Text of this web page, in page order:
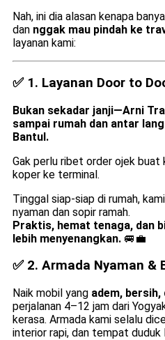
Nah, ini dia alasan kenapa
dan nggak mau pindah ke
layanan kami:
✅ 1. Layanan Door to
Bukan sekadar janji—Arni
sampai rumah dan antar
Bantul.
Gak perlu ribet order ojek buat
koper ke terminal.
Tinggal siap-siap di rumah,
nyaman dan sopir ramah.
Praktis, hemat tenaga, dan
lebih menyenangkan. 🚐💼
✅ 2. Armada Nyaman &
Naik mobil yang adem, bersih,
perjalanan 4–12 jam dari
kerasa. Armada kami selalu
interior rapi, dan tempat duduk